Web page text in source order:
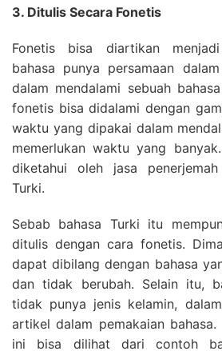
3. Ditulis Secara Fonetis
Fonetis bisa diartikan
bahasa punya persamaan
dalam mendalami sebuah
fonetis bisa didalami dengan
waktu yang dipakai dalam
memerlukan waktu yang
diketahui oleh jasa
Turki.
Sebab bahasa Turki itu
ditulis dengan cara fonetis.
dapat dibilang dengan bahasa
dan tidak berubah. Selain itu,
tidak punya jenis kelamin,
artikel dalam pemakaian
ini bisa dilihat dari contoh